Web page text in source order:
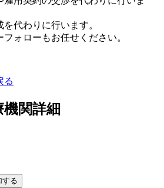
代わりに行います。
ォローもお任せください。
る
関詳細